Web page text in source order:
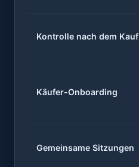
Kontrolle nach dem Kauf
Käufer-Onboarding
Gemeinsame Sitzungen